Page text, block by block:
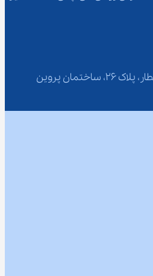
تهران، میدان عطار، خیابان عطار، پلاک 26، ساختمان پروین